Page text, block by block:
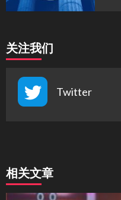
关注我们
Twitter
相关文章